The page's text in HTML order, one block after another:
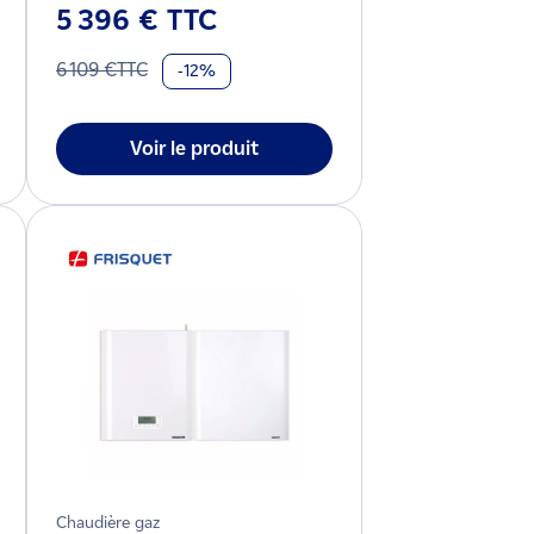
5 396 € TTC
6 109 €TTC -12%
Voir le produit
Chaudière gaz